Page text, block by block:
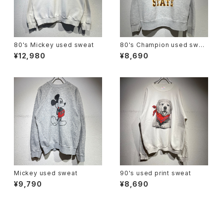
80's Mickey used sweat
¥12,980
80's Champion used swea
t
¥8,690
Mickey used sweat
¥9,790
90's used print sweat
¥8,690